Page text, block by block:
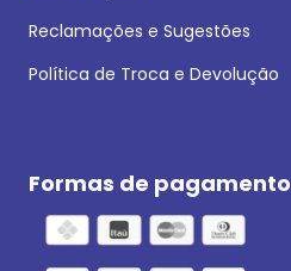
Reclamações e Sugestões
Política de Troca e Devolução
Formas de pagamento